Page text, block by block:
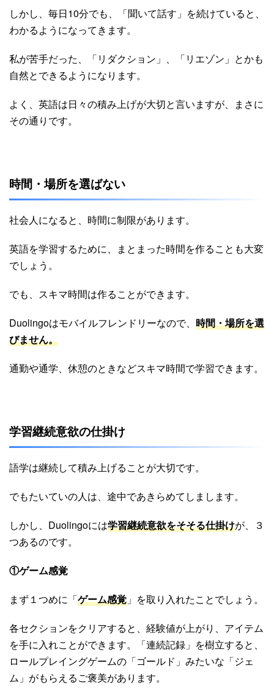
しかし、毎日10分でも、「聞いて話す」を続けていると、
わかるようになってきます。
私が苦手だった、「リダクション」、「リエゾン」とかも
自然とできるようになります。
よく、英語は日々の積み上げが大切と言いますが、まさに
その通りです。
時間・場所を選ばない
社会人になると、時間に制限があります。
英語を学習するために、まとまった時間を作ることも大変
でしょう。
でも、スキマ時間は作ることができます。
Duolingoはモバイルフレンドリーなので、 時間・場所を選
びません。
通勤や通学、休憩のときなどスキマ時間で学習できます。
学習継続意欲の仕掛け
語学は継続して積み上げることが大切です。
でもたいていの人は、途中であきらめてしまします。
しかし、Duolingoには学習継続意欲をそそる仕掛けが、３
つあるのです。
①ゲーム感覚
まず１つめに「ゲーム感覚 」を取り入れたことでしょう。
各セクションをクリアすると、経験値が上がり、アイテム
を手に入れことができます。「連続記録」を樹立すると、
ロールプレイングゲームの「ゴールド」みたいな「ジェ
ム」がもらえるご褒美があります。